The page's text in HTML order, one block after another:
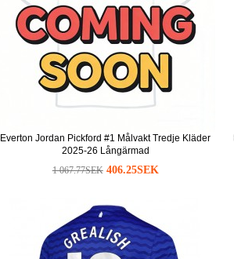
Everton Jordan Pickford #1 Målvakt Tredje Kläder
2025-26 Långärmad
1 067.77SEK 406.25SEK